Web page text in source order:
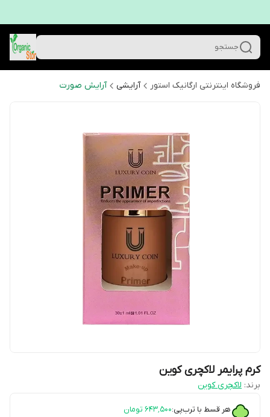
جستجو
فروشگاه اینترنتی ارگانیک استور آرایشی آرایش صورت
کرم پرایمر لاکچری کوین
برند: لاکچری کوین
هر قسط با ترب‌پی:۶۴۳٬۵۰۰ تومان